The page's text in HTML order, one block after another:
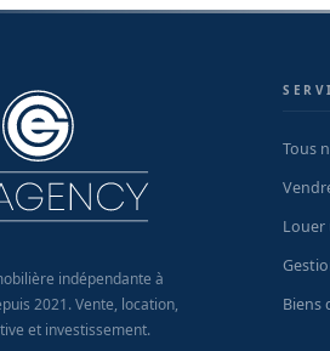
indépendante à
2021. Vente, location,
et investissement.
Tous
Louer
Biens